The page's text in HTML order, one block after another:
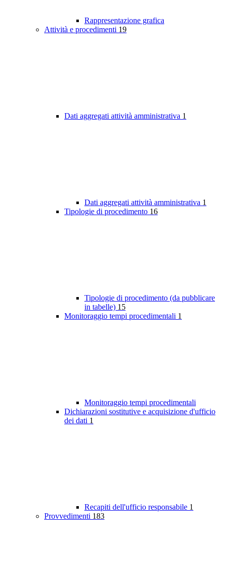
Rappresentazione grafica
Attività e procedimenti 19
Dati aggregati attività amministrativa 1
Dati aggregati attività amministrativa 1
Tipologie di procedimento 16
Tipologie di procedimento (da pubblicare
in tabelle) 15
Monitoraggio tempi procedimentali 1
Monitoraggio tempi procedimentali
Dichiarazioni sostitutive e acquisizione d'ufficio
dei dati 1
Recapiti dell'ufficio responsabile 1
Provvedimenti 183